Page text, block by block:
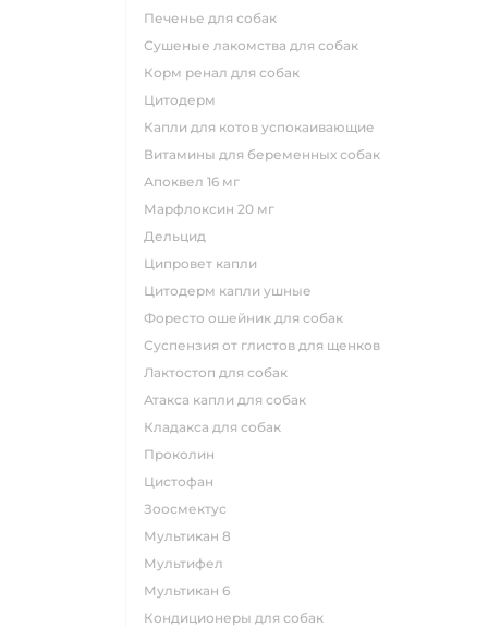
печенье для собак
сушеные лакомства для собак
корм ренал для собак
цитодерм
капли для котов успокаивающие
витамины для беременных собак
апоквел 16 мг
марфлоксин 20 мг
дельцид
ципровет капли
цитодерм капли ушные
форесто ошейник для собак
суспензия от глистов для щенков
лактостоп для собак
атакса капли для собак
кладакса для собак
проколин
цистофан
зоосмектус
мультикан 8
мультифел
мультикан 6
кондиционеры для собак